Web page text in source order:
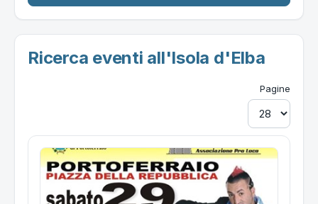
Ricerca eventi all'Isola d'Elba
Pagine